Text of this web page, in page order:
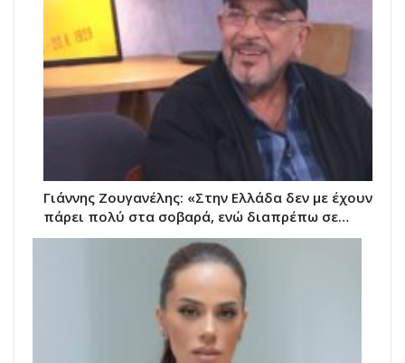
Γιάννης Ζουγανέλης: «Στην Ελλάδα δεν με έχουν
πάρει πολύ στα σοβαρά, ενώ διαπρέπω σε…